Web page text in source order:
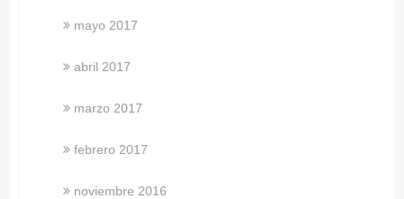
mayo 2017
abril 2017
marzo 2017
febrero 2017
noviembre 2016